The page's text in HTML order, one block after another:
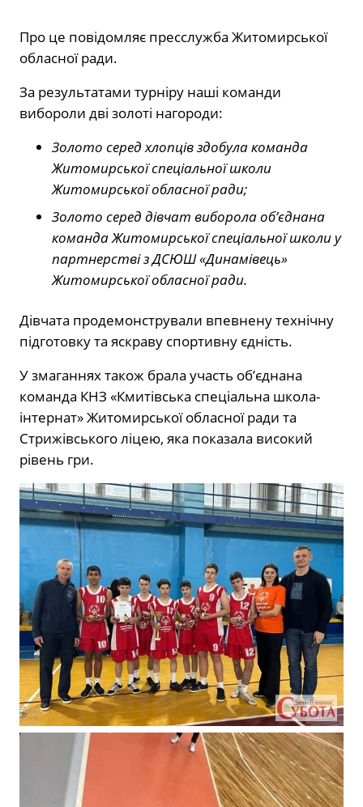
Про це повідомляє пресслужба Житомирської
обласної ради.
За результатами турніру наші команди
вибороли дві золоті нагороди:
Золото серед хлопців здобула команда
Житомирської спеціальної школи
Житомирської обласної ради;
Золото серед дівчат виборола об’єднана
команда Житомирської спеціальної школи у
партнерстві з ДСЮШ «Динамівець»
Житомирської обласної ради.
Дівчата продемонстрували впевнену технічну
підготовку та яскраву спортивну єдність.
У змаганнях також брала участь об’єднана
команда КНЗ «Кмитівська спеціальна школа-
інтернат» Житомирської обласної ради та
Стрижівського ліцею, яка показала високий
рівень гри.